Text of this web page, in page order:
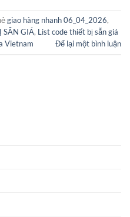
giao hàng nhanh 06_04_2026,
SẴN GIÁ, List code thiết bị sẵn giá
Vietnam Để lại một bình luận